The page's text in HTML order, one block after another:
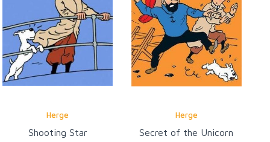
Herge
Shooting Star
Herge
Secret of the Unicorn